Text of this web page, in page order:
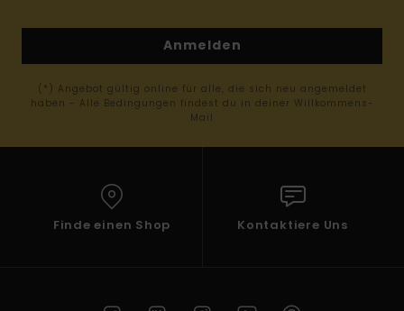
Anmelden
(*) Angebot gültig online für alle, die sich neu angemeldet
haben - Alle Bedingungen findest du in deiner Willkommens-
Mail
Finde einen Shop Kontaktiere Uns